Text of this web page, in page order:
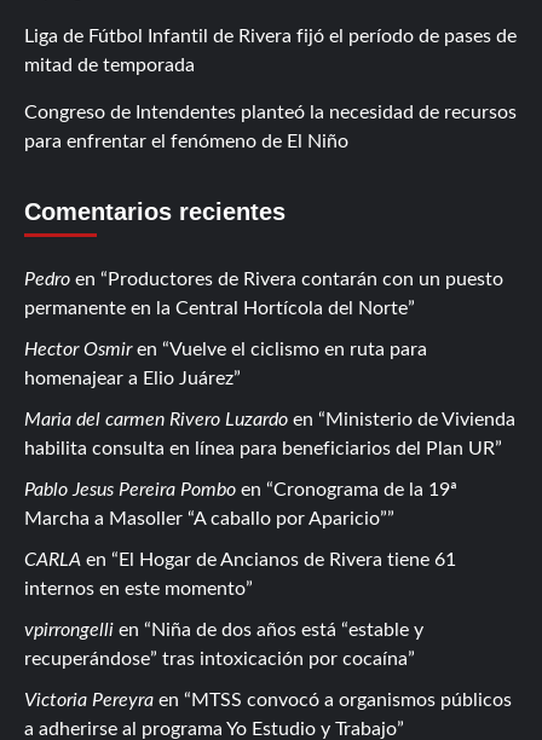
Liga de Fútbol Infantil de Rivera fijó el período de pases de
mitad de temporada
Congreso de Intendentes planteó la necesidad de recursos
para enfrentar el fenómeno de El Niño
Comentarios recientes
Pedro en
Productores de Rivera contarán con un puesto
permanente en la Central Hortícola del Norte
Hector Osmiren
Vuelve el ciclismo en ruta para
homenajear a Elio Juárez
Maria del carmen Rivero Luzardo en
Ministerio de Vivienda
habilita consulta en línea para beneficiarios del Plan UR
Pablo Jesus Pereira Pombo en
Cronograma de la 19ª
Marcha a Masoller “A caballo por Aparicio”
CARLA en
El Hogar de Ancianos de Rivera tiene 61
internos en este momento
vpirrongelli en
Niña de dos años está “estable y
recuperándose” tras intoxicación por cocaína
Victoria Pereyra en
MTSS convocó a organismos públicos
a adherirse al programa Yo Estudio y Trabajo